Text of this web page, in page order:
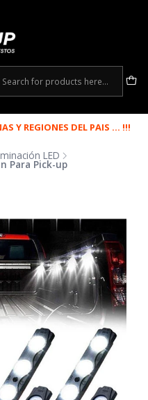
Y REGIONES DEL PAIS ... !!!
LED
Para Pick-up